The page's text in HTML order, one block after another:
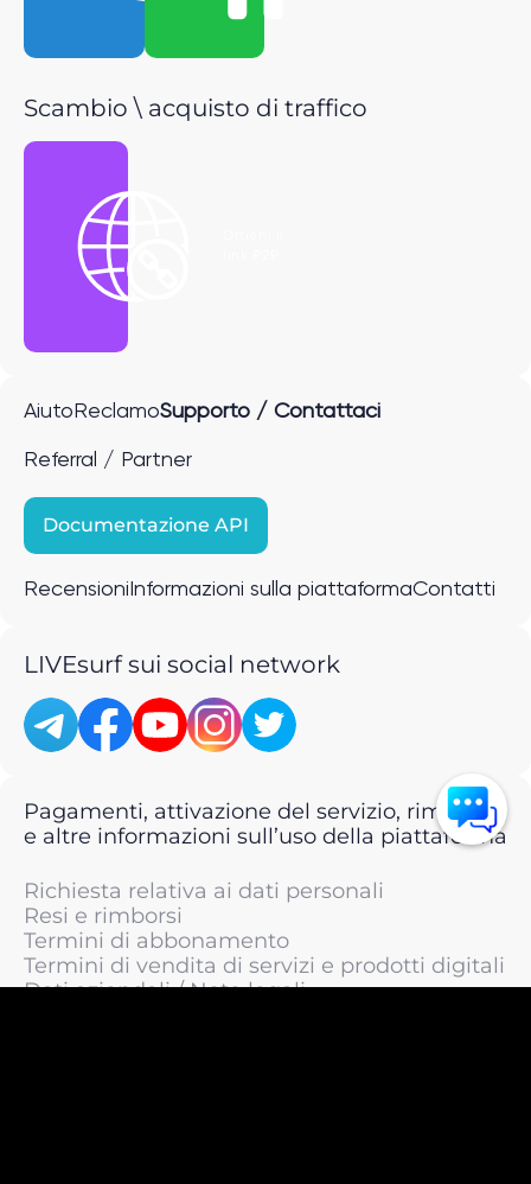
Scambio \ acquisto di traffico
Aiuto ReclamoSupporto / Contattaci
Referral / Partner
Documentazione API
Recensioni Informazioni sulla piattaformaContatti
LIVEsurf sui social network
Pagamenti, attivazione del servizio, rimborsi
e altre informazioni sull’uso della piattaforma
Richiesta relativa ai dati personali
Resi e rimborsi
Termini di abbonamento
Termini di vendita di servizi e prodotti digitali
Dati aziendali / Note legali